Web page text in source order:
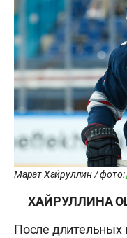
Марат Хайруллин / фото:
ХАЙРУЛЛИНА
После длительных